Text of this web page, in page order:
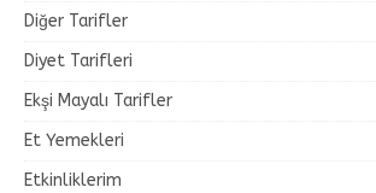
Diğer Tarifler
Diyet Tarifleri
Ekşi Mayalı Tarifler
Et Yemekleri
Etkinliklerim